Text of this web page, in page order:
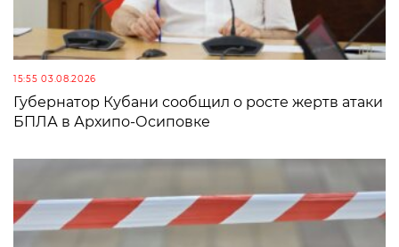
15:55 03.08.2026
Губернатор Кубани сообщил о росте жертв атаки
БПЛА в Архипо-Осиповке